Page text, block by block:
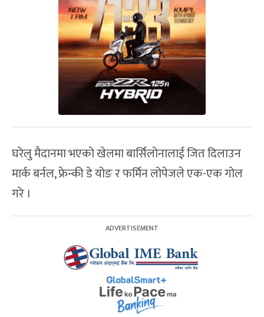
घरेलु मैदानमा भएको खेलमा बार्सिलोनालाई जित दिलाउन
मार्क बर्नल, फ्रेन्की डे योङ र फर्मिन लोपेजले एक-एक गोल
गरे ।